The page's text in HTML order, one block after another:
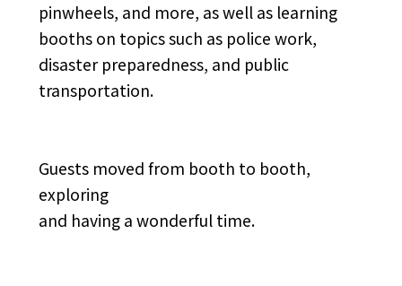
pinwheels, and more, as well as learning
booths on topics such as police work,
disaster preparedness, and public
transportation.
Guests moved from booth to booth,
exploring
and having a wonderful time.